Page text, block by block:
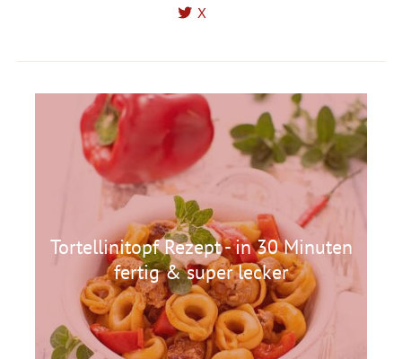
X
Tortellinitopf Rezept - in 30 Minuten
fertig & super lecker